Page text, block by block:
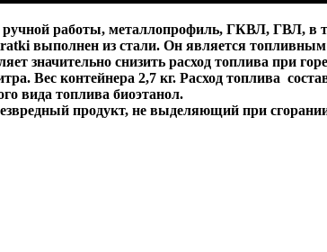
работы, металлопрофиль, ГКВЛ, ГВЛ, в
выполнен из стали. Он является
значительно снизить расход топлива при
Вес контейнера 2,7 кг. Расход топлива
вида топлива биоэтанол.
продукт, не выделяющий при